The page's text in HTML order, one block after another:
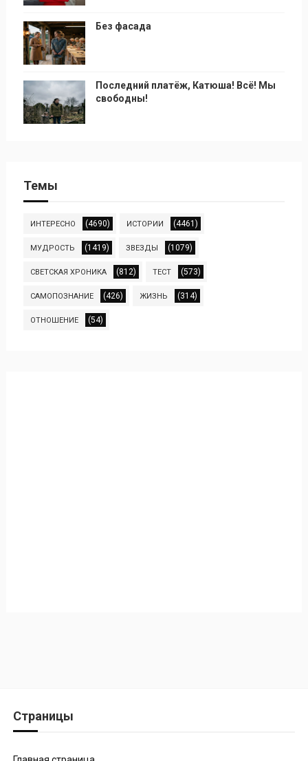
Без фасада
Последний платёж, Катюша! Всё! Мы
свободны!
Темы
ИНТЕРЕСНО (4690) ИСТОРИИ (4461)
МУДРОСТЬ (1419) ЗВЕЗДЫ (1079)
СВЕТСКАЯ ХРОНИКА (812) ТЕСТ (573)
САМОПОЗНАНИЕ (426) ЖИЗНЬ (314)
ОТНОШЕНИЕ (54)
Страницы